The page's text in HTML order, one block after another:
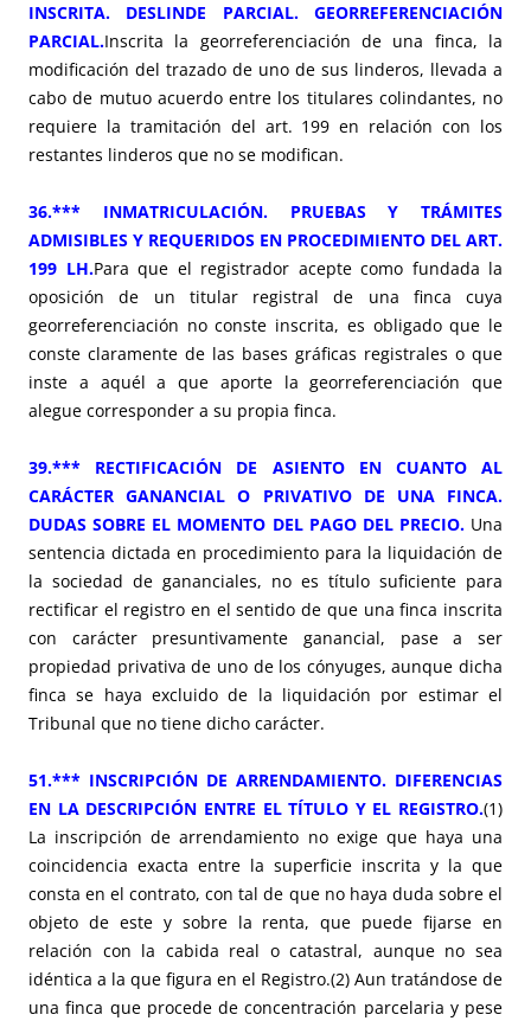
INSCRITA. DESLINDE PARCIAL. GEORREFERENCIACIÓN
PARCIAL.Inscrita la georreferenciación de una finca, la
modificación del trazado de uno de sus linderos, llevada a
cabo de mutuo acuerdo entre los titulares colindantes, no
requiere la tramitación del art. 199 en relación con los
restantes linderos que no se modifican.
36.*** INMATRICULACIÓN. PRUEBAS Y TRÁMITES
ADMISIBLES Y REQUERIDOS EN PROCEDIMIENTO DEL ART.
199 LH.Para que el registrador acepte como fundada la
oposición de un titular registral de una finca cuya
georreferenciación no conste inscrita, es obligado que le
conste claramente de las bases gráficas registrales o que
inste a aquél a que aporte la georreferenciación que
alegue corresponder a su propia finca.
39.*** RECTIFICACIÓN DE ASIENTO EN CUANTO AL
CARÁCTER GANANCIAL O PRIVATIVO DE UNA FINCA.
DUDAS SOBRE EL MOMENTO DEL PAGO DEL PRECIO. Una
sentencia dictada en procedimiento para la liquidación de
la sociedad de gananciales, no es título suficiente para
rectificar el registro en el sentido de que una finca inscrita
con carácter presuntivamente ganancial, pase a ser
propiedad privativa de uno de los cónyuges, aunque dicha
finca se haya excluido de la liquidación por estimar el
Tribunal que no tiene dicho carácter.
51.*** INSCRIPCIÓN DE ARRENDAMIENTO. DIFERENCIAS
EN LA DESCRIPCIÓN ENTRE EL TÍTULO Y EL REGISTRO.(1)
La inscripción de arrendamiento no exige que haya una
coincidencia exacta entre la superficie inscrita y la que
consta en el contrato, con tal de que no haya duda sobre el
objeto de este y sobre la renta, que puede fijarse en
relación con la cabida real o catastral, aunque no sea
idéntica a la que figura en el Registro.(2) Aun tratándose de
una finca que procede de concentración parcelaria y pese